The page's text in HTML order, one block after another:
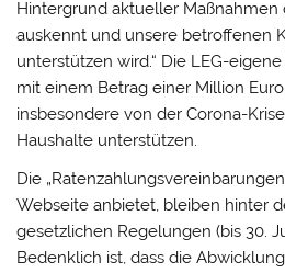
Hintergrund aktueller Maßnahmen
auskennt und unsere betroffenen
unterstützen wird.“ Die LEG-
mit einem Betrag einer Million
insbesondere von der Corona-
Haushalte unterstützen.
Die
Webseite anbietet, bleiben hinter
gesetzlichen Regelungen (bis 30.
Bedenklich ist, dass die